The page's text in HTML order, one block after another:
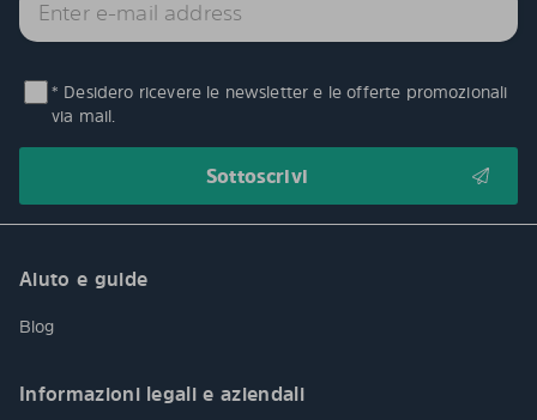
* Desidero ricevere le newsletter e le offerte promozionali
via mail.
Aiuto e guide
Blog
Informazioni legali e aziendali